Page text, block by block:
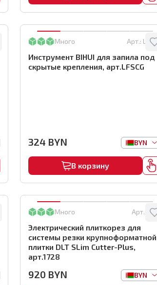
Много Арт.:
Инструмент BIHUI для запила под
скрытые крепления, арт.LFSCG
324 BYN BYN
В корзину
Много Арт.:
Электрический плиткорез для
системы резки крупноформатной
плитки DLT SLim Cutter-Plus,
арт.1728
920 BYN BYN